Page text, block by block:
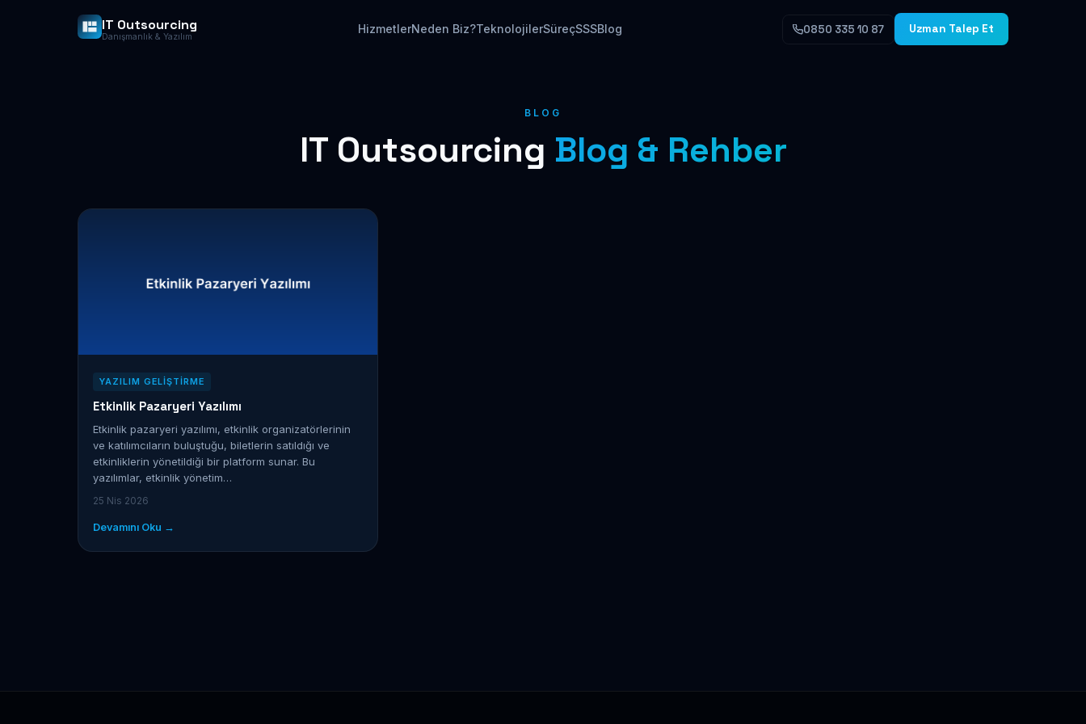
IT Outsourcing
Danışmanlık & Yazılım
HizmetlerNeden Biz?TeknolojilerSüreçSSSBlog 0850 335 10 87 Uzman Talep Et
BLOG
IT Outsourcing Blog & Rehber
YAZILIM GELIŞTIRME
Etkinlik Pazaryeri Yazılımı
Etkinlik pazaryeri yazılımı, etkinlik organizatörlerinin
ve katılımcıların buluştuğu, biletlerin satıldığı ve
etkinliklerin yönetildiği bir platform sunar. Bu
yazılımlar, etkinlik yönetim…
25 Nis 2026
Devamını Oku →